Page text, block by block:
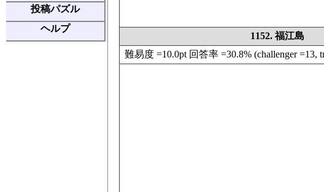
投稿パズル
ヘルプ
1152. 福江島
難易度 =10.0pt 回答率 =30.8% (challenger =13,